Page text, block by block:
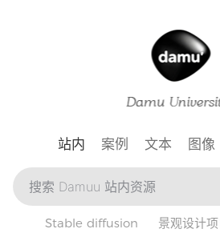
站内 案例 文本 图像
Stable diffusion 景观设计